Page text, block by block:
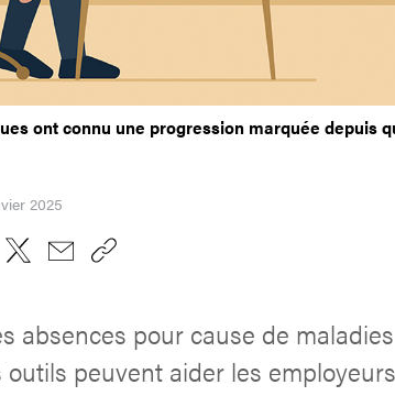
ont connu une progression marquée depuis
2025
absences pour cause de
peuvent aider les